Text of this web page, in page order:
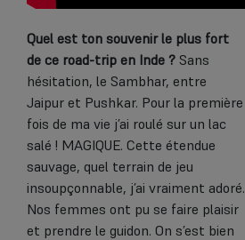
Quel est ton souvenir le plus fort
de ce road-trip en Inde ? Sans
hésitation, le Sambhar, entre
Jaipur et Pushkar. Pour la première
fois de ma vie j’ai roulé sur un lac
salé ! MAGIQUE. Cette étendue
sauvage, quel terrain de jeu
insoupçonnable, j’ai vraiment adoré.
Nos femmes ont pu se faire plaisir
et prendre le guidon. On s’est bien